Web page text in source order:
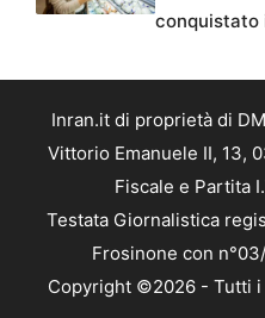
conquistato
Inran.it di proprietà di
Vittorio Emanuele II, 13,
Fiscale e Partita
Testata Giornalistica
Frosinone con
Copyright ©2026 - Tutti